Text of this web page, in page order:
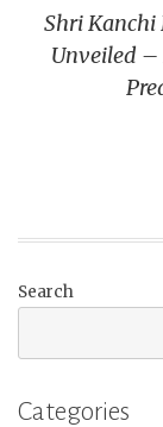
Shri Kanchi
Unveiled –
Search
Categories